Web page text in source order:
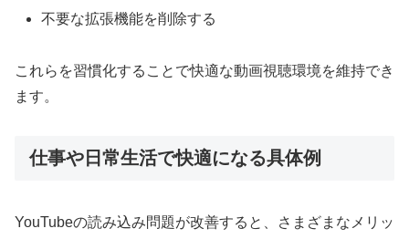
不要な拡張機能を削除する
これらを習慣化することで快適な動画視聴環境を維持でき
ます。
仕事や日常生活で快適になる具体例
YouTubeの読み込み問題が改善すると、さまざまなメリッ